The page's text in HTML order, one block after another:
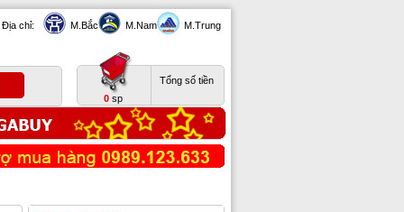
Địa chỉ: M.Bắc M.Nam
M.Trung
0 sp
Tổng số tiền